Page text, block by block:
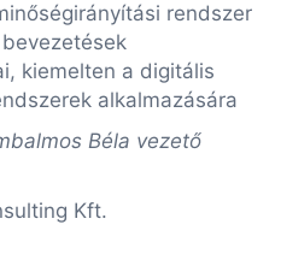
rendszer
kiemelten a digitális
alkalmazására
Béla vezető
Kft.